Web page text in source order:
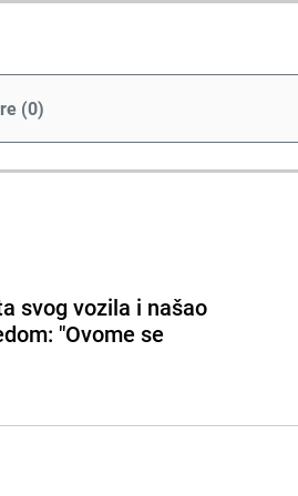
(0)
svog vozila i našao
"Ovome se